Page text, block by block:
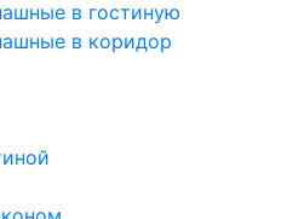
в гостиную
в коридор